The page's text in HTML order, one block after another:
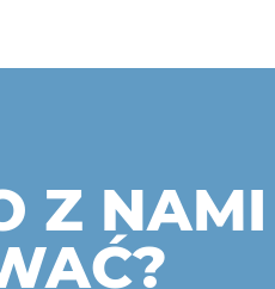
Z NAMI